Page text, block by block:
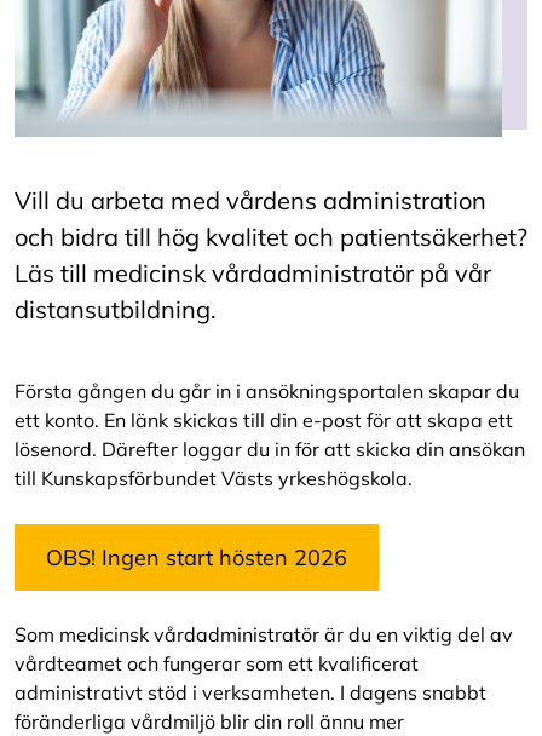
Vill du arbeta med vårdens administration
och bidra till hög kvalitet och patientsäkerhet?
Läs till medicinsk vårdadministratör på vår
distansutbildning.
Första gången du går in i ansökningsportalen skapar du
ett konto. En länk skickas till din e-post för att skapa ett
lösenord. Därefter loggar du in för att skicka din ansökan
till Kunskapsförbundet Västs yrkeshögskola.
OBS! Ingen start hösten 2026
Som medicinsk vårdadministratör är du en viktig del av
vårdteamet och fungerar som ett kvalificerat
administrativt stöd i verksamheten. I dagens snabbt
föränderliga vårdmiljö blir din roll ännu mer